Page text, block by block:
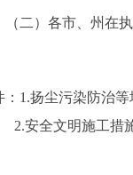
（二）各市、州在
1.扬尘污染防治
2.安全文明施工措